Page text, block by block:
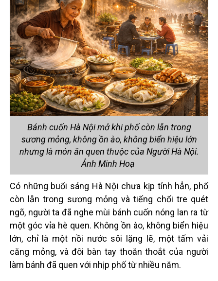
Bánh cuốn Hà Nội mở khi phố còn lẫn trong
sương mỏng, không ồn ào, không biển hiệu lớn
nhưng là món ăn quen thuộc của Người Hà Nội.
Ảnh Minh Hoạ
Có những buổi sáng Hà Nội chưa kịp tỉnh hẳn, phố
còn lẫn trong sương mỏng và tiếng chổi tre quét
ngõ, người ta đã nghe mùi bánh cuốn nóng lan ra từ
một góc vỉa hè quen. Không ồn ào, không biển hiệu
lớn, chỉ là một nồi nước sôi lặng lẽ, một tấm vải
căng mỏng, và đôi bàn tay thoăn thoắt của người
làm bánh đã quen với nhịp phố từ nhiều năm.